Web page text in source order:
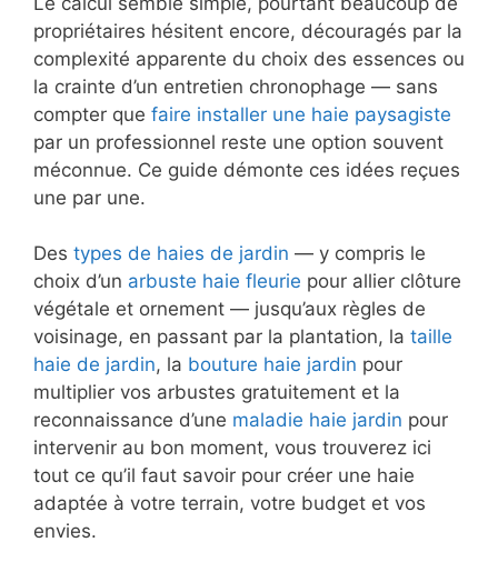
propriétaires hésitent encore, découragés par la
complexité apparente du choix des essences ou
la crainte d’un entretien chronophage — sans
compter que faire installer une haie paysagiste
par un professionnel reste une option souvent
méconnue. Ce guide démonte ces idées reçues
une par une.
Des types de haies de jardin — y compris le
choix d’un arbuste haie fleurie pour allier clôture
végétale et ornement — jusqu’aux règles de
voisinage, en passant par la plantation, la taille
haie de jardin, la bouture haie jardin pour
multiplier vos arbustes gratuitement et la
reconnaissance d’une maladie haie jardin pour
intervenir au bon moment, vous trouverez ici
tout ce qu’il faut savoir pour créer une haie
adaptée à votre terrain, votre budget et vos
envies.